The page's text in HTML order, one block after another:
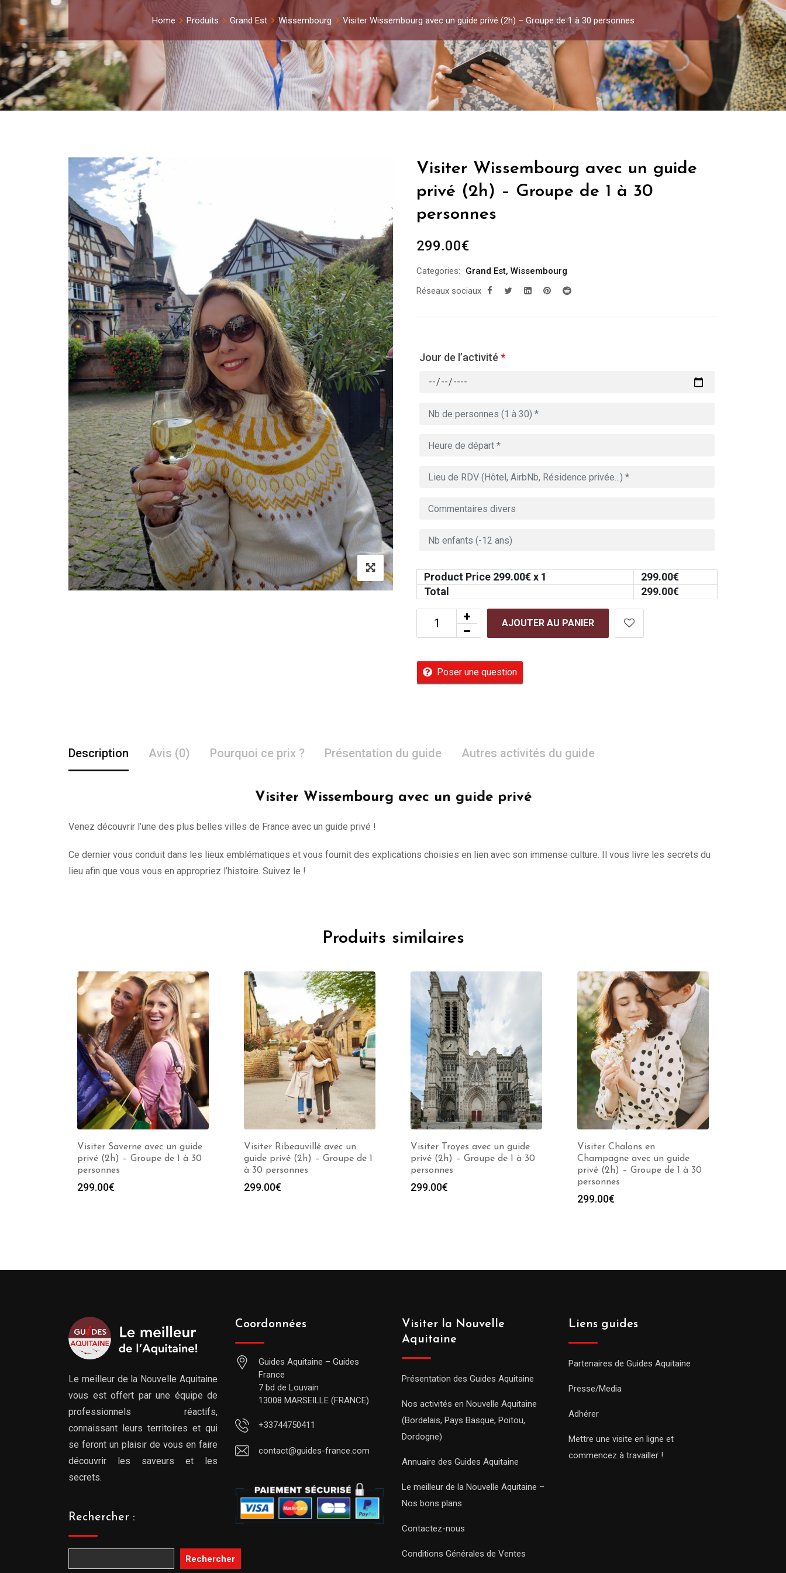
Home Produits Grand Est Wissembourg Visiter Wissembourg avec un guide privé (2h) – Groupe de 1 à 30 personnes
Visiter Wissembourg avec un guide
privé (2h) – Groupe de 1 à 30
personnes
299.00€
Categories: Grand Est, Wissembourg
Réseaux sociaux
Jour de l’activité *
Product Price 299.00€ x 1 299.00€
Total
299.00€
AJOUTER AU PANIER
Poser une question
Description Avis (0) Pourquoi ce prix ? Présentation du guide Autres activités du guide
Visiter Wissembourg avec un guide privé
Venez découvrir l’une des plus belles villes de France avec un guide privé !
Ce dernier vous conduit dans les lieux emblématiques et vous fournit des explications choisies en lien avec son immense culture. Il vous livre les secrets du
lieu afin que vous vous en appropriez l’histoire. Suivez le !
Produits similaires
Visiter Saverne avec un guide
privé (2h) – Groupe de 1 à 30
personnes
299.00€
Visiter Ribeauvillé avec un
guide privé (2h) – Groupe de 1
à 30 personnes
299.00€
Visiter Troyes avec un guide
privé (2h) – Groupe de 1 à 30
personnes
299.00€
Visiter Chalons en
Champagne avec un guide
privé (2h) – Groupe de 1 à 30
personnes
299.00€
Le meilleur de la Nouvelle Aquitaine
vous est offert par une équipe de
professionnels réactifs,
connaissant leurs territoires et qui
se feront un plaisir de vous en faire
découvrir les saveurs et les
secrets.
Rechercher :
Rechercher
Coordonnées
Guides Aquitaine – Guides
France
7 bd de Louvain
13008 MARSEILLE (FRANCE)
+33744750411
contact@guides-france.com
Visiter la Nouvelle
Aquitaine
Présentation des Guides Aquitaine
Nos activités en Nouvelle Aquitaine
(Bordelais, Pays Basque, Poitou,
Dordogne)
Annuaire des Guides Aquitaine
Le meilleur de la Nouvelle Aquitaine –
Nos bons plans
Contactez-nous
Conditions Générales de Ventes
Liens guides
Partenaires de Guides Aquitaine
Presse/Media
Adhérer
Mettre une visite en ligne et
commencez à travailler !